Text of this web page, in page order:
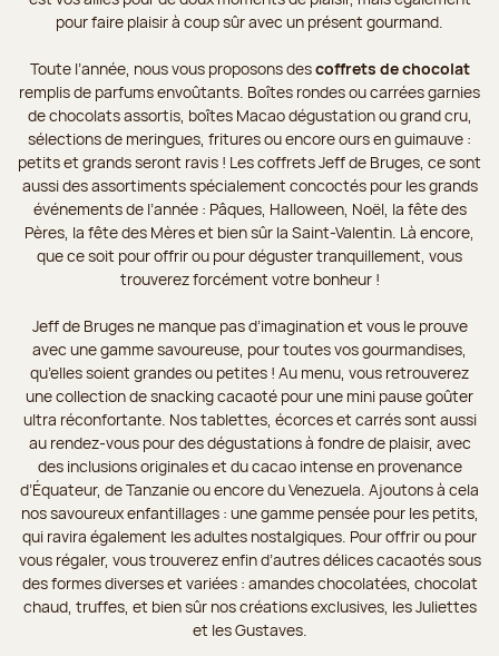
pour faire plaisir à coup sûr avec un présent gourmand.
Toute l’année, nous vous proposons descoffrets de chocolat
remplis de parfums envoûtants. Boîtes rondes ou carrées garnies
de chocolats assortis, boîtes Macao dégustation ou grand cru,
sélections de meringues, fritures ou encore ours en guimauve :
petits et grands seront ravis ! Les coffrets Jeff de Bruges, ce sont
aussi des assortiments spécialement concoctés pour les grands
événements de l’année : Pâques, Halloween, Noël, la fête des
Pères, la fête des Mères et bien sûr la Saint-Valentin. Là encore,
que ce soit pour offrir ou pour déguster tranquillement, vous
trouverez forcément votre bonheur !
Jeff de Bruges ne manque pas d’imagination et vous le prouve
avec une gamme savoureuse, pour toutes vos gourmandises,
qu’elles soient grandes ou petites ! Au menu, vous retrouverez
une collection de snacking cacaoté pour une mini pause goûter
ultra réconfortante. Nos tablettes, écorces et carrés sont aussi
au rendez-vous pour des dégustations à fondre de plaisir, avec
des inclusions originales et du cacao intense en provenance
d’Équateur, de Tanzanie ou encore du Venezuela. Ajoutons à cela
nos savoureux enfantillages : une gamme pensée pour les petits,
qui ravira également les adultes nostalgiques. Pour offrir ou pour
vous régaler, vous trouverez enfin d’autres délices cacaotés sous
des formes diverses et variées : amandes chocolatées, chocolat
chaud, truffes, et bien sûr nos créations exclusives, les Juliettes
et les Gustaves.